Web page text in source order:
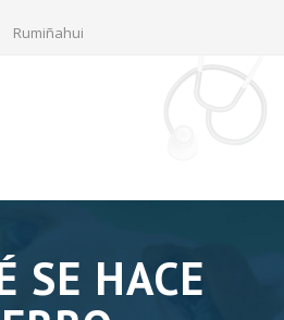
Rumiñahui
SE HACE